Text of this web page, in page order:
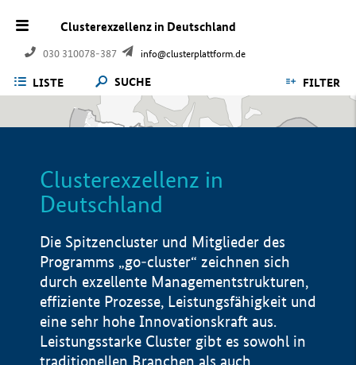
Clusterexzellenz in Deutschland
030 310078-387 info@clusterplattform.de
LISTE SUCHE FILTER
Clusterexzellenz in
Deutschland
Die Spitzencluster und Mitglieder des
Programms „go-cluster“ zeichnen sich
durch exzellente Managementstrukturen,
effiziente Prozesse, Leistungsfähigkeit und
eine sehr hohe Innovationskraft aus.
Leistungsstarke Cluster gibt es sowohl in
traditionellen Branchen als auch